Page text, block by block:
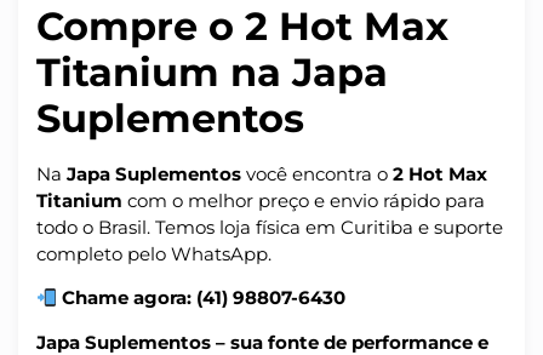
Compre o 2 Hot Max
Titanium na Japa
Suplementos
Na Japa Suplementos você encontra o 2 Hot Max
Titanium com o melhor preço e envio rápido para
todo o Brasil. Temos loja física em Curitiba e suporte
completo pelo WhatsApp.
Chame agora: (41) 98807-6430
Japa Suplementos – sua fonte de performance e